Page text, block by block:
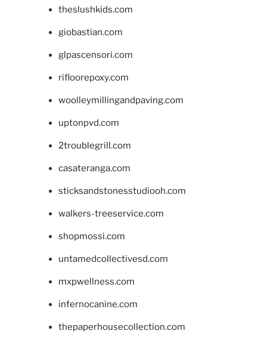
theslushkids.com
giobastian.com
glpascensori.com
rifloorepoxy.com
woolleymillingandpaving.com
uptonpvd.com
2troublegrill.com
casateranga.com
sticksandstonesstudiooh.com
walkers-treeservice.com
shopmossi.com
untamedcollectivesd.com
mxpwellness.com
infernocanine.com
thepaperhousecollection.com